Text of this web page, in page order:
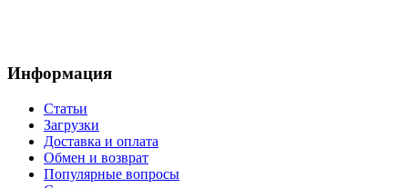
Информация
Статьи
Загрузки
Доставка и оплата
Обмен и возврат
Популярные вопросы